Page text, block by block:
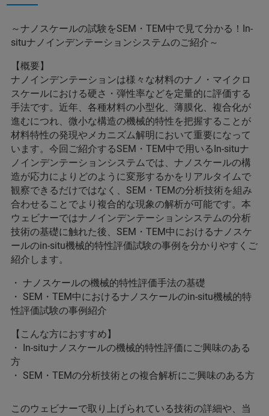
～ナノスケールの試験をSEM・TEM中で見て分かる！In-
situナノインデンテーションシステムのご紹介～
【概要】
ナノインデンテーションは様々な材料のナノ・マイクロ
スケールにおける硬さ・弾性率などを定量的に評価する
手法です。近年、各種材料の小型化、薄膜化、複合化が
進むにつれ、微小な構造の機械的特性を把握することが
材料特性の発現やメカニズム解明において重要になって
います。今回ご紹介するSEM・TEM中で用いるIn-situナ
ノインデンテーションシステムでは、ナノスケールの構
造が応力によりどのように変形するかをリアルタイムで
観察できるだけではなく、SEM・TEMの分析技術を組み
合わせることでより複合的な現象の解析が可能です。本
ウェビナーではナノインデンテーションシステムの分析
技術の基礎に触れた後、SEM・TEM中におけるナノスケ
ールのin-situ機械的特性評価試験の事例を分かりやすくご
紹介します。
・ ナノスケールの機械的特性評価手法の基礎
・ SEM・TEM中におけるナノスケールのin-situ機械的特
性評価試験の事例紹介
【こんな方におすすめ】
・ In-situナノスケールの機械的特性評価にご興味のある
方
・ SEM・TEMの分析技術との複合解析にご興味のある方
このウェビナーで取り上げられている技術の詳細や、当